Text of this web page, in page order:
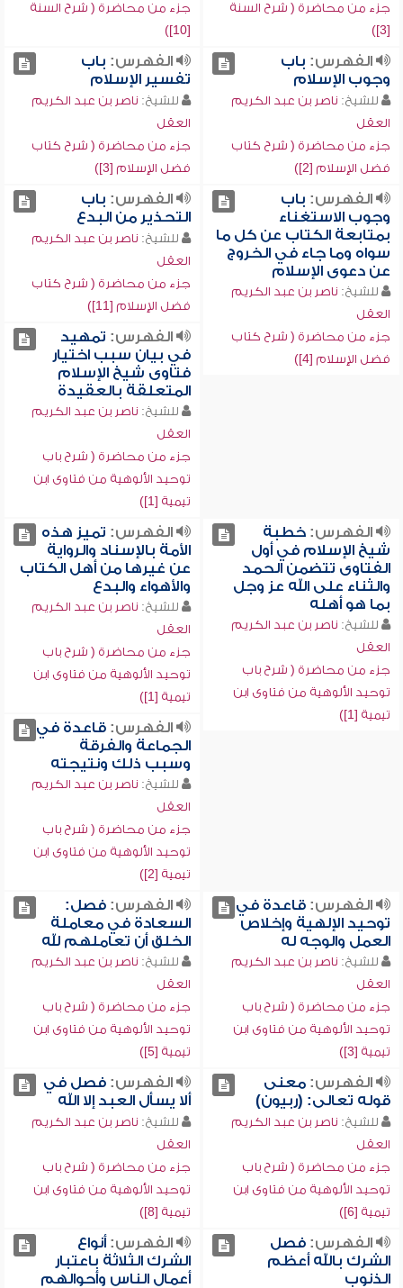
جزء من محاضرة ( شرح السنة
[3])
جزء من محاضرة ( شرح السنة
[10])
الفهرس: باب
وجوب الإسلام
للشيخ: ناصر بن عبد الكريم
العقل
جزء من محاضرة ( شرح كتاب
فضل الإسلام [2])
الفهرس: باب
تفسير الإسلام
للشيخ: ناصر بن عبد الكريم
العقل
جزء من محاضرة ( شرح كتاب
فضل الإسلام [3])
الفهرس: باب
وجوب الاستغناء
بمتابعة الكتاب عن كل ما
سواه وما جاء في الخروج
عن دعوى الإسلام
للشيخ: ناصر بن عبد الكريم
العقل
جزء من محاضرة ( شرح كتاب
فضل الإسلام [4])
الفهرس: باب
التحذير من البدع
للشيخ: ناصر بن عبد الكريم
العقل
جزء من محاضرة ( شرح كتاب
فضل الإسلام [11])
الفهرس: تمهيد
في بيان سبب اختيار
فتاوى شيخ الإسلام
المتعلقة بالعقيدة
للشيخ: ناصر بن عبد الكريم
العقل
جزء من محاضرة ( شرح باب
توحيد الألوهية من فتاوى ابن
تيمية [1])
الفهرس:خطبة
شيخ الإسلام في أول
الفتاوى تتضمن الحمد
والثناء على الله عز وجل
بما هو أهله
للشيخ: ناصر بن عبد الكريم
العقل
جزء من محاضرة ( شرح باب
توحيد الألوهية من فتاوى ابن
تيمية [1])
الفهرس: تميز هذه
الأمة بالإسناد والرواية
عن غيرها من أهل الكتاب
والأهواء والبدع
للشيخ: ناصر بن عبد الكريم
العقل
جزء من محاضرة ( شرح باب
توحيد الألوهية من فتاوى ابن
تيمية [1])
الفهرس:قاعدة في
الجماعة والفرقة
وسبب ذلك ونتيجته
للشيخ: ناصر بن عبد الكريم
العقل
جزء من محاضرة ( شرح باب
توحيد الألوهية من فتاوى ابن
تيمية [2])
الفهرس:قاعدة في
توحيد الإلهية وإخلاص
العمل والوجه له
للشيخ: ناصر بن عبد الكريم
العقل
جزء من محاضرة ( شرح باب
توحيد الألوهية من فتاوى ابن
تيمية [3])
الفهرس:فصل:
السعادة في معاملة
الخلق أن تعاملهم لله
للشيخ: ناصر بن عبد الكريم
العقل
جزء من محاضرة ( شرح باب
توحيد الألوهية من فتاوى ابن
تيمية [5])
الفهرس:معنى
قوله تعالى: (ربيون)
للشيخ: ناصر بن عبد الكريم
العقل
جزء من محاضرة ( شرح باب
توحيد الألوهية من فتاوى ابن
تيمية [6])
الفهرس:فصل في
ألا يسأل العبد إلا الله
للشيخ: ناصر بن عبد الكريم
العقل
جزء من محاضرة ( شرح باب
توحيد الألوهية من فتاوى ابن
تيمية [8])
الفهرس:فصل
الشرك بالله أعظم
الذنوب
الفهرس:أنواع
الشرك الثلاثة باعتبار
أعمال الناس وأحوالهم